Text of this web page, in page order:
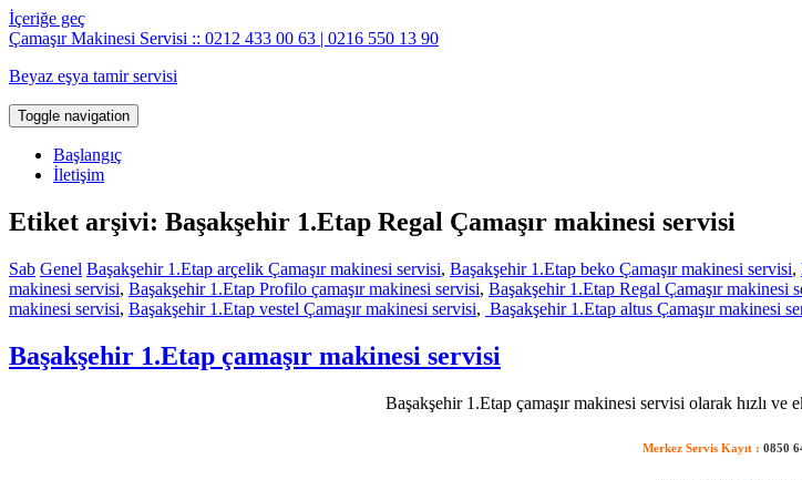
İçeriğe geç
Çamaşır Makinesi Servisi :: 0212 433 00 63 | 0216 550 13 90
Beyaz eşya tamir servisi
Toggle navigation
Başlangıç
İletişim
Etiket arşivi: Başakşehir 1.Etap Regal Çamaşır makinesi servisi
Sab Genel Başakşehir 1.Etap arçelik Çamaşır makinesi servisi, Başakşehir 1.Etap beko Çamaşır makinesi servisi,
makinesi servisi, Başakşehir 1.Etap Profilo çamaşır makinesi servisi, Başakşehir 1.Etap Regal Çamaşır makinesi
makinesi servisi, Başakşehir 1.Etap vestel Çamaşır makinesi servisi, Başakşehir 1.Etap altus Çamaşır makinesi
Başakşehir 1.Etap çamaşır makinesi servisi
Başakşehir 1.Etap çamaşır makinesi servisi olarak hızlı ve
Merkez Servis Kayıt : 0850